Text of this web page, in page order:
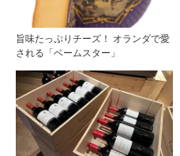
旨味たっぷりチーズ！ オランダで愛
される「ベームスター」